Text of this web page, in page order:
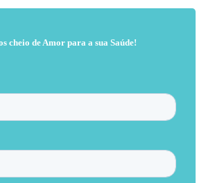
cheio de Amor para a sua Saúde!